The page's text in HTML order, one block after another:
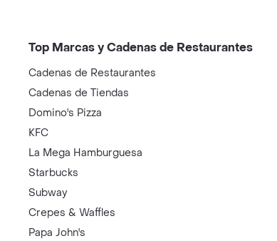
Top Marcas y Cadenas de Restaurantes
Cadenas de Restaurantes
Cadenas de Tiendas
Domino's Pizza
KFC
La Mega Hamburguesa
Starbucks
Subway
Crepes & Waffles
Papa John's